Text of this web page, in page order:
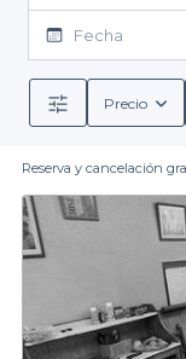
Fecha
Precio
Reserva y cancelación